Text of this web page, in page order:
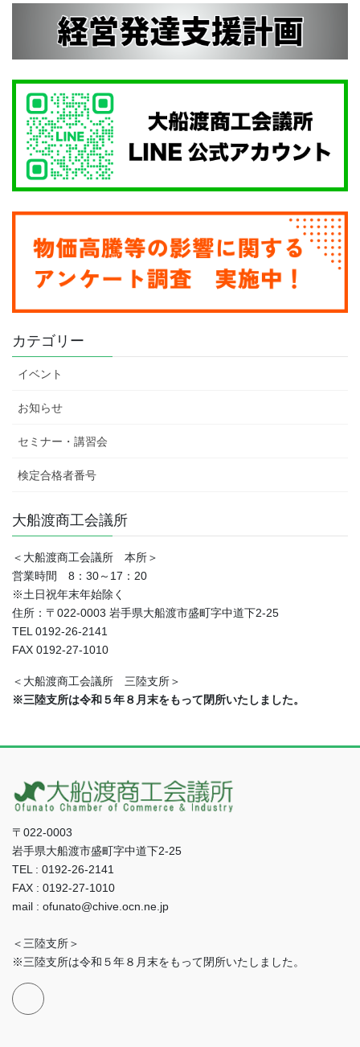
カテゴリー
イベント
お知らせ
セミナー・講習会
検定合格者番号
大船渡商工会議所
＜大船渡商工会議所 本所＞
営業時間 8：30～17：20
※土日祝年末年始除く
住所：〒022-0003 岩手県大船渡市盛町字中道下2-25
TEL 0192-26-2141
FAX 0192-27-1010
＜大船渡商工会議所 三陸支所＞
※三陸支所は令和５年８月末をもって閉所いたしました。
〒022-0003
岩手県大船渡市盛町字中道下2-25
TEL : 0192-26-2141
FAX : 0192-27-1010
mail : ofunato@chive.ocn.ne.jp
＜三陸支所＞
※三陸支所は令和５年８月末をもって閉所いたしました。